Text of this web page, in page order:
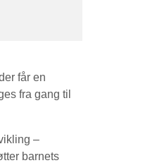
får en
fra gang til
–
barnets